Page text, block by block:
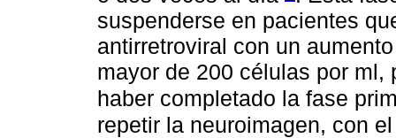
suspenderse en pacientes
antirretroviral con un
mayor de 200 células por
haber completado la fase
repetir la neuroimagen, con